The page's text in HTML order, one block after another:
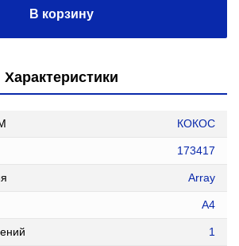
В корзину
Характеристики
КОКОС
173417
Array
А4
1